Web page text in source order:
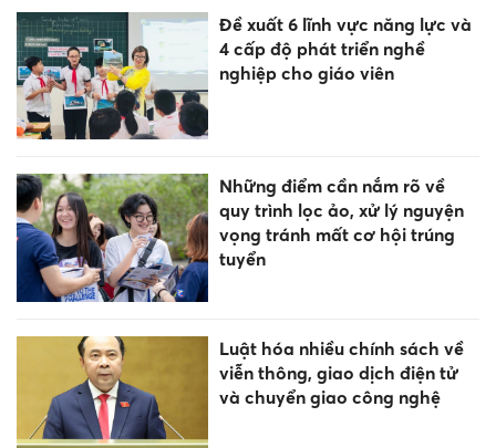
Đề xuất 6 lĩnh vực năng lực và
4 cấp độ phát triển nghề
nghiệp cho giáo viên
Những điểm cần nắm rõ về
quy trình lọc ảo, xử lý nguyện
vọng tránh mất cơ hội trúng
tuyển
Luật hóa nhiều chính sách về
viễn thông, giao dịch điện tử
và chuyển giao công nghệ